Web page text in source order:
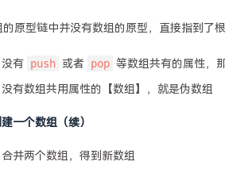
的原型链中并没有数组的原型，直接指到了
没有 push 或者 pop 等数组共有的属性，
没有数组共用属性的【数组】，就是伪数组
一个数组（续）
合并两个数组，得到新数组